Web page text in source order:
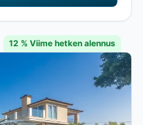
12 % Viime hetken alennus